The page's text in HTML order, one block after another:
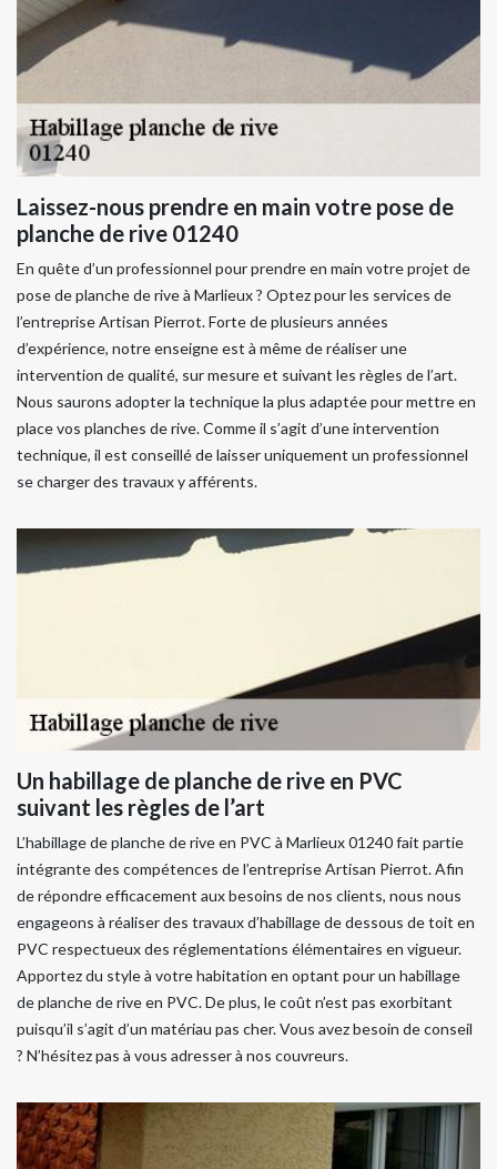
Laissez-nous prendre en main votre pose de
planche de rive 01240
En quête d’un professionnel pour prendre en main votre projet de
pose de planche de rive à Marlieux ? Optez pour les services de
l’entreprise Artisan Pierrot. Forte de plusieurs années
d’expérience, notre enseigne est à même de réaliser une
intervention de qualité, sur mesure et suivant les règles de l’art.
Nous saurons adopter la technique la plus adaptée pour mettre en
place vos planches de rive. Comme il s’agit d’une intervention
technique, il est conseillé de laisser uniquement un professionnel
se charger des travaux y afférents.
Un habillage de planche de rive en PVC
suivant les règles de l’art
L’habillage de planche de rive en PVC à Marlieux 01240 fait partie
intégrante des compétences de l’entreprise Artisan Pierrot. Afin
de répondre efficacement aux besoins de nos clients, nous nous
engageons à réaliser des travaux d’habillage de dessous de toit en
PVC respectueux des réglementations élémentaires en vigueur.
Apportez du style à votre habitation en optant pour un habillage
de planche de rive en PVC. De plus, le coût n’est pas exorbitant
puisqu’il s’agit d’un matériau pas cher. Vous avez besoin de conseil
? N’hésitez pas à vous adresser à nos couvreurs.